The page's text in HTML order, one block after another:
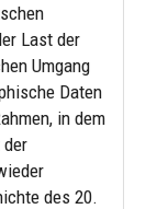
Last der
Umgang
Daten
in dem
des 20.